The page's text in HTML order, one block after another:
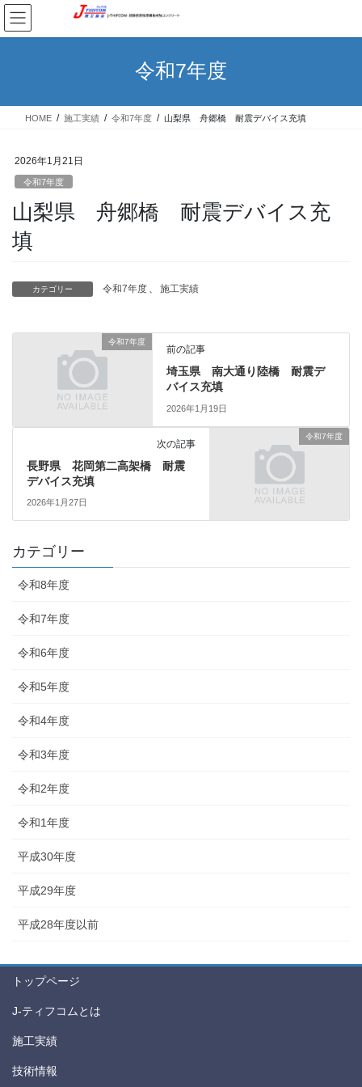
コ
ン
テ
ス
ナ
ビ
ゲ
ン
令和7年度
HOME 施工実績 令和7年度 山梨県 舟郷橋 耐震デバイス充填
2026年1月21日
令和7年度
山梨県 舟郷橋 耐震デバイス充
填
カテゴリー 令和7年度 、 施工実績
令和7年度
前の記事
埼玉県 南大通り陸橋 耐震デ
バイス充填
2026年1月19日
令和7年度
次の記事
長野県 花岡第二高架橋 耐震
デバイス充填
2026年1月27日
カテゴリー
令和8年度
令和7年度
令和6年度
令和5年度
令和4年度
令和3年度
令和2年度
令和1年度
平成30年度
平成29年度
平成28年度以前
トップページ
J-ティフコムとは
施工実績
技術情報